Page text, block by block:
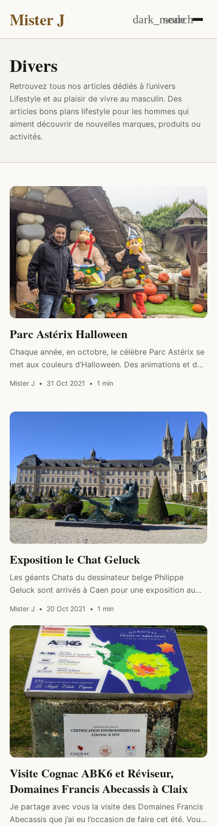
Mister J dark_mode
search
Divers
Retrouvez tous nos articles dédiés à l’univers
Lifestyle et au plaisir de vivre au masculin. Des
articles bons plans lifestyle pour les hommes qui
aiment découvrir de nouvelles marques, produits ou
activités.
DIVERS
Parc Astérix Halloween
Chaque année, en octobre, le célèbre Parc Astérix se
met aux couleurs d’Halloween. Des animations et des
Mister J 31 Oct 2021 1 min
Exposition le Chat Geluck
Les géants Chats du dessinateur belge Philippe
Geluck sont arrivés à Caen pour une exposition au
Mister J 20 Oct 2021 1 min
COCKTAILS & SPIRITUEUX
Visite Cognac ABK6 et Réviseur,
Domaines Francis Abecassis à Claix
Je partage avec vous la visite des Domaines Francis
Abecassis que j’ai eu l’occasion de faire cet été. Vous